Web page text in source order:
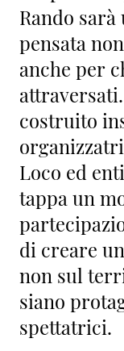
Rando
pensata
anche per
costruito
Loco ed
tappa un
di creare
non sul
siano
spettatrici.